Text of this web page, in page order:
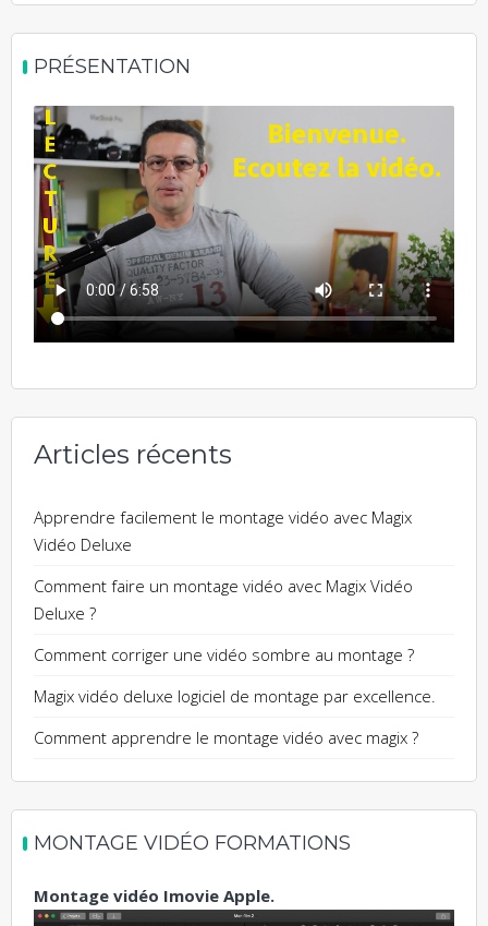
PRÉSENTATION
Articles récents
Apprendre facilement le montage vidéo avec Magix
Vidéo Deluxe
Comment faire un montage vidéo avec Magix Vidéo
Deluxe ?
Comment corriger une vidéo sombre au montage ?
Magix vidéo deluxe logiciel de montage par excellence.
Comment apprendre le montage vidéo avec magix ?
MONTAGE VIDÉO FORMATIONS
Montage vidéo Imovie Apple.